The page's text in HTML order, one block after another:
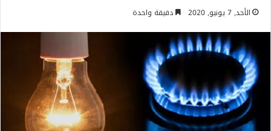
الأحد, 7 يونيو, 2020 دقيقة واحدة